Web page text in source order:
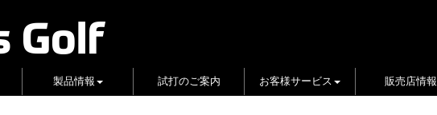
製品情報 試打のご案内 お客様サービス 販売店情報